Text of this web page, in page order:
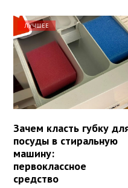
ЛУЧШЕЕ
Зачем класть губку
посуды в стиральную
машину:
первоклассное
средство